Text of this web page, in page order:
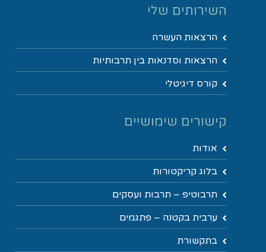
השירותים שלי
הרצאות העשרה
הרצאות וסדנאות בין תרבותיות
קורס דיגיטלי
קישורים שימושיים
אודות
בלוג קריקטורות
תרבוטיפ – תרבות ועסקים
ערבית בקטנה – פתגמים
בתקשורת